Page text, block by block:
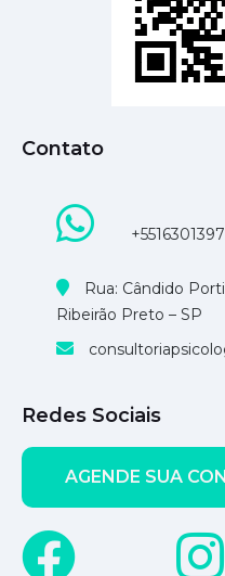
Contato
Rua: Cândido
Ribeirão Preto – SP
Redes Sociais
AGENDE SUA